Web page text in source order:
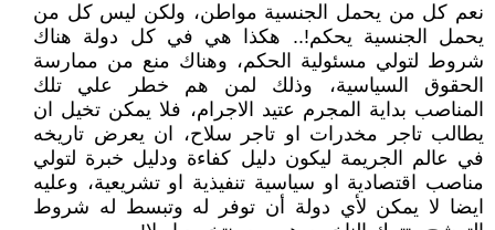
نعم كل من يحمل الجنسية مواطن، ولكن ليس كل من
يحمل الجنسية يحكم!.. هكذا هي في كل دولة هناك
شروط لتولي مسئولية الحكم، وهناك منع من ممارسة
الحقوق السياسية، وذلك لمن هم خطر علي تلك
المناصب بداية المجرم عتيد الاجرام، فلا يمكن تخيل ان
يطالب تاجر مخدرات او تاجر سلاح، ان يعرض تاريخه
في عالم الجريمة ليكون دليل كفاءة ودليل خبرة لتولي
مناصب اقتصادية او سياسية تنفيذية او تشريعية، وعليه
ايضا لا يمكن لأي دولة أن توفر له وتبسط له شروط